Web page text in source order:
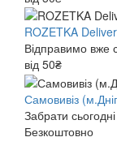
ROZETKA
Відправимо вже
від 50₴
Самовивіз
Забрати
Безкоштовно